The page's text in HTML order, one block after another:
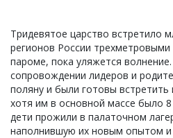
Тридевятое царство встретило
регионов России
пароме, пока уляжется
сопровождении лидеров и
поляну и были готовы встретить
хотя им в основной массе было
дети прожили в палаточном
наполнившую их новым опытом и